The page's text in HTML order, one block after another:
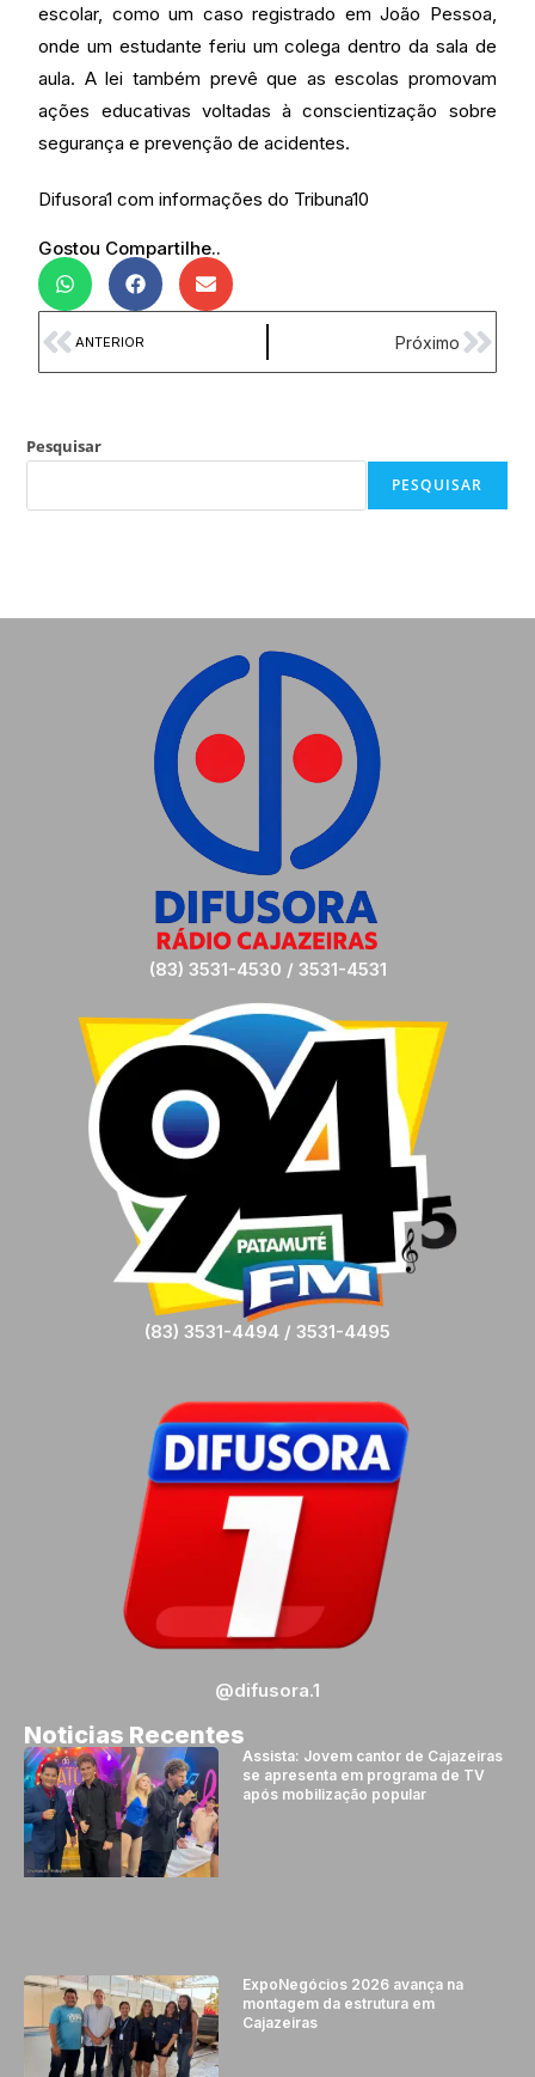
escolar, como um caso registrado em João Pessoa,
onde um estudante feriu um colega dentro da sala de
aula. A lei também prevê que as escolas promovam
ações educativas voltadas à conscientização sobre
segurança e prevenção de acidentes.
Difusora1 com informações do Tribuna10
Gostou Compartilhe..
ANTERIOR Próximo
Pesquisar
PESQUISAR
(83) 3531-4530 / 3531-4531
(83) 3531-4494 / 3531-4495
@difusora.1
Noticias Recentes
Assista: Jovem cantor de Cajazeiras
se apresenta em programa de TV
após mobilização popular
ExpoNegócios 2026 avança na
montagem da estrutura em
Cajazeiras